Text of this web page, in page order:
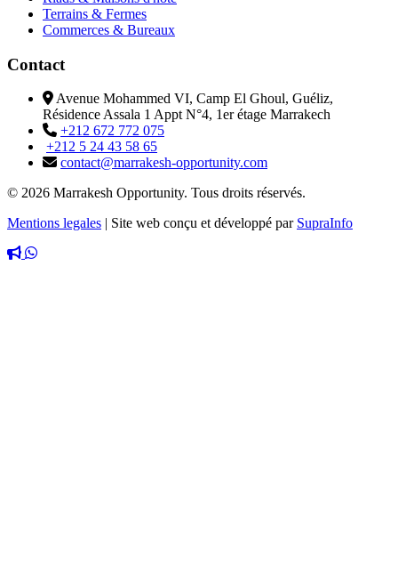
Terrains & Fermes
Commerces & Bureaux
Contact
Avenue Mohammed VI, Camp El Ghoul, Guéliz,
Résidence Assala 1 Appt N°4, 1er étage Marrakech
+212 672 772 075
+212 5 24 43 58 65
contact@marrakesh-opportunity.com
© 2026 Marrakesh Opportunity. Tous droits réservés.
Mentions legales | Site web conçu et développé par SupraInfo